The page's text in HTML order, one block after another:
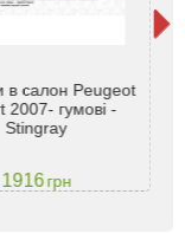
в салон Peugeot
2007- гумові -
Stingray
1916грн